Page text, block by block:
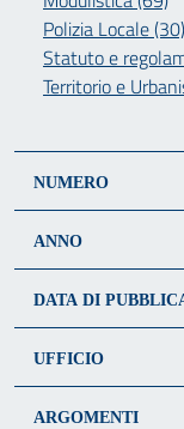
Polizia Locale (30)
Statuto e
Territorio e
NUMERO
ANNO
DATA DI
UFFICIO
ARGOMENTI